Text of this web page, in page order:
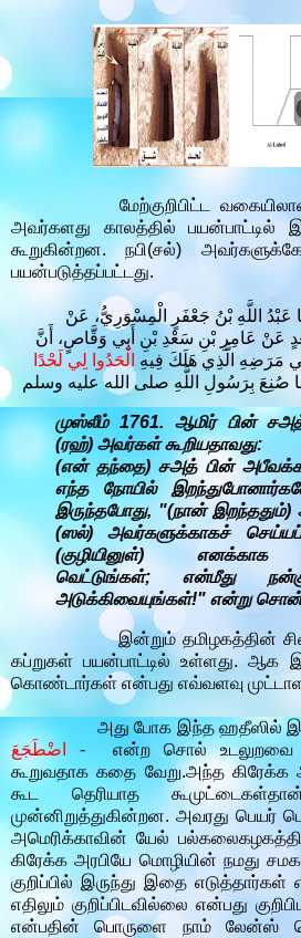
மேற்குறிபிட்ட வகையிலான
அவர்களது காலத்தில்
கூறுகின்றன. நபி(சல்)
பயன்படுத்தப்பட்டது.
عَبْدُ اللَّهِ بْنُ جَعْفَرٍ الْمِسْوَرِيُّ، عَنْ
عَنْ عَامِرِ بْنِ سَعْدِ بْنِ أَبِي وَقَّاصٍ، أَنَّ
مَرَضِهِ الَّذِي هَلَكَ فِيهِ الْحَدُوا لِي لَحْدًا
صُنِعَ بِرَسُولِ اللَّهِ صلى الله عليه وسلم
முஸ்லீம் 1761. ஆமிர் பின்
(ரஹ்) அவர்கள் கூறியதாவது:
(என் தந்தை) சஅத் பின்
எந்த நோயில்
இருந்தபோது, "(நான்
(ஸல்) அவர்களுக்காகச்
(குழியினுள்) எனக்காக
வெட்டுங்கள்; என்மீது
அடுக்கிவையுங்கள்!" என்று
இன்றும் தமிழகத்தின் சில
கப்றுகள் பயன்பாட்டில் உள்ளது. ஆக
கொண்டார்கள் என்பது எவ்வளவு
அது போக இந்த ஹதீஸில் இடம்
اضْطَجَعَ
- என்ற சொல் உடலுறவை
கூறுவதாக கதை வேறு.அந்த கிரேக்க
கூட தெரியாத
முன்னிறுத்துகின்றன. அவரது பெயர்
அமெரிக்காவின் யேல்
கிரேக்க அரபியே மொழியின் நமது
குறிப்பில் இருந்து இதை எடுத்தார்கள்
எதிலும் குறிப்பிடவில்லை என்பது
என்பதின் பொருளை நாம் லேன்ஸ்